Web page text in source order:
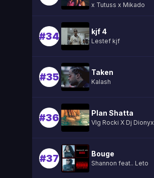
x Tutuss x Mikado
#34 kjf 4
Lestef kjf
#35 Taken
Kalash
#36 Plan Shatta
Vlg Rocki X Dj Dionyx
#37 Bouge
Shannon feat.. Leto